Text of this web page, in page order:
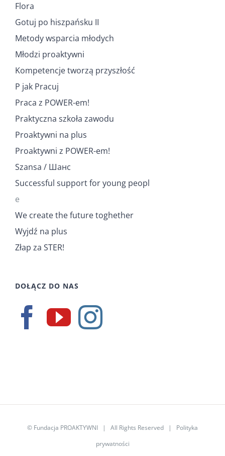
Flora
Gotuj po hiszpańsku II
Metody wsparcia młodych
Młodzi proaktywni
Kompetencje tworzą przyszłość
P jak Pracuj
Praca z POWER-em!
Praktyczna szkoła zawodu
Proaktywni na plus
Proaktywni z POWER-em!
Szansa / Шанс
Successful support for young peopl
e
We create the future toghether
Wyjdź na plus
Złap za STER!
DOŁĄCZ DO NAS
© Fundacja PROAKTYWNI | All Rights Reserved | Polityka
prywatności